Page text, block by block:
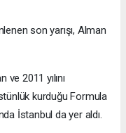
son yarışı, Alman
2011 yılını
kurduğu Formula
İstanbul da yer aldı.